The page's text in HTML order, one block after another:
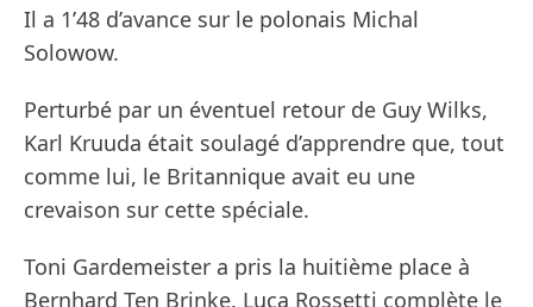
Il a 1’48 d’avance sur le polonais Michal
Solowow.
Perturbé par un éventuel retour de Guy Wilks,
Karl Kruuda était soulagé d’apprendre que, tout
comme lui, le Britannique avait eu une
crevaison sur cette spéciale.
Toni Gardemeister a pris la huitième place à
Bernhard Ten Brinke. Luca Rossetti complète le